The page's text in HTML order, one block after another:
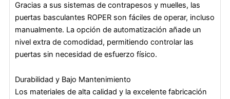
Gracias a sus sistemas de contrapesos y muelles, las
puertas basculantes ROPER son fáciles de operar, incluso
manualmente. La opción de automatización añade un
nivel extra de comodidad, permitiendo controlar las
puertas sin necesidad de esfuerzo físico.
Durabilidad y Bajo Mantenimiento
Los materiales de alta calidad y la excelente fabricación